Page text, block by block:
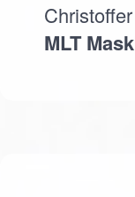
MLT